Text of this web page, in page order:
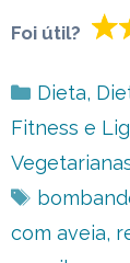
Foi útil?
Dieta,
Fitness e
Tags
com aveia,